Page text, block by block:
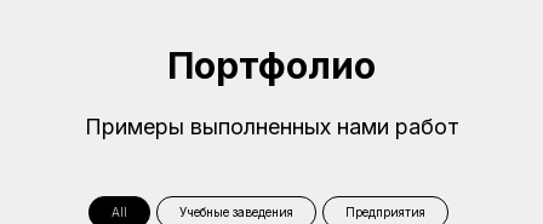
Портфолио
Примеры выполненных нами работ
All Учебные заведения Предприятия